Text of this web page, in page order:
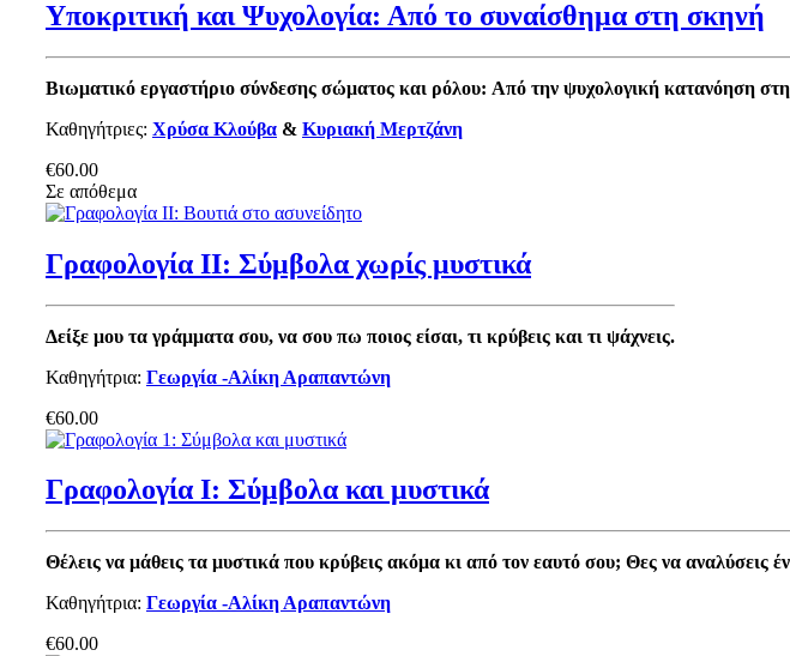
Υποκριτική και Ψυχολογία: Από το συναίσθημα στη σκηνή
Βιωματικό εργαστήριο σύνδεσης σώματος και ρόλου: Από την ψυχολογική κατανόηση
Καθηγήτριες: Χρύσα Κλούβα & Κυριακή Μερτζάνη
€60.00
Σε απόθεμα
Γραφολογία ΙΙ: Σύμβολα χωρίς μυστικά
Δείξε μου τα γράμματα σου, να σου πω ποιος είσαι, τι κρύβεις και τι ψάχνεις.
Καθηγήτρια: Γεωργία -Αλίκη Αραπαντώνη
€60.00
Γραφολογία Ι: Σύμβολα και μυστικά
Θέλεις να μάθεις τα μυστικά που κρύβεις ακόμα κι από τον εαυτό σου; Θες να αναλύσεις
Καθηγήτρια: Γεωργία -Αλίκη Αραπαντώνη
€60.00